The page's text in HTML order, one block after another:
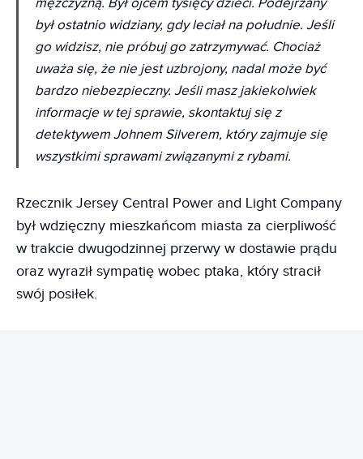
był ostatnio widziany, gdy leciał na południe. Jeśli
go widzisz, nie próbuj go zatrzymywać. Chociaż
uważa się, że nie jest uzbrojony, nadal może być
bardzo niebezpieczny. Jeśli masz jakiekolwiek
informacje w tej sprawie, skontaktuj się z
detektywem Johnem Silverem, który zajmuje się
wszystkimi sprawami związanymi z rybami.
Rzecznik Jersey Central Power and Light Company
był wdzięczny mieszkańcom miasta za cierpliwość
w trakcie dwugodzinnej przerwy w dostawie prądu
oraz wyraził sympatię wobec ptaka, który stracił
swój posiłek.